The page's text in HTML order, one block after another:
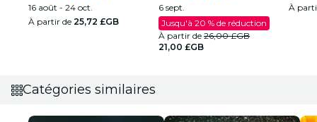
16 août - 24 oct.
À partir de 25,72 £GB
6 sept.
Jusqu'à 20 % de réduction
À partir de 26,00 £GB
21,00 £GB
À
Catégories similaires